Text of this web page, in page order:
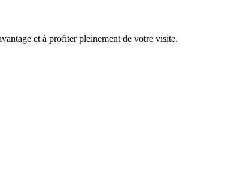
et à profiter pleinement de votre visite.